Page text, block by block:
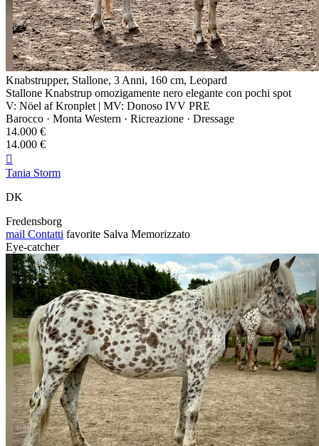
Knabstrupper, Stallone, 3 Anni, 160 cm, Leopard
Stallone Knabstrup omozigamente nero elegante con pochi spot
V: Nöel af Kronplet | MV: Donoso IVV PRE
Barocco · Monta Western · Ricreazione · Dressage
14.000 €
14.000 €

Tania Storm
DK
Fredensborg
mail Contatti favorite Salva Memorizzato
Eye-catcher